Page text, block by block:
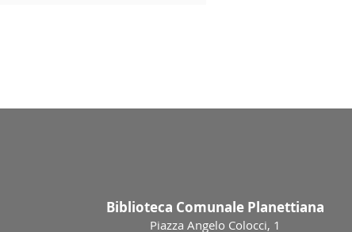
Biblioteca Comunale Planettiana
Piazza Angelo Colocci, 1